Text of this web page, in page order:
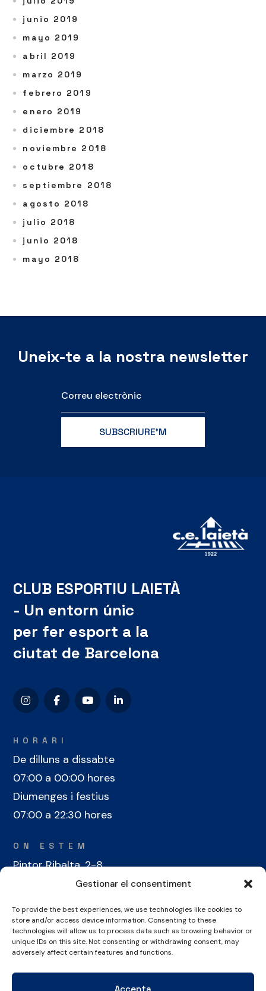
Gestionar el consentiment
To provide the best experiences, we use technologies like cookies to
store and/or access device information. Consenting to these
technologies will allow us to process data such as browsing behavior or
unique IDs on this site. Not consenting or withdrawing consent, may
adversely affect certain features and functions.
junio 2019
mayo 2019
abril 2019
marzo 2019
febrero 2019
enero 2019
diciembre 2018
noviembre 2018
octubre 2018
septiembre 2018
agosto 2018
julio 2018
junio 2018
mayo 2018
Uneix-te a la nostra newsletter
CLUB ESPORTIU LAIETÀ
- Un entorn únic
per fer esport a la
ciutat de Barcelona
HORARI
De dilluns a dissabte
07:00 a 00:00 hores
Diumenges i festius
07:00 a 22:30 hores
ON ESTEM
Pintor Ribalta, 2-8
08028 Barcelona
CONTACTE
+34 934 486 350
cel@laieta.cat